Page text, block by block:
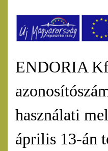
ENDORIA
használati
április 13-án